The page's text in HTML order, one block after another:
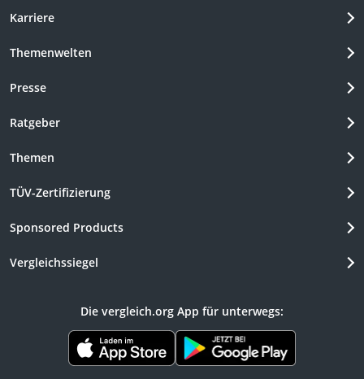
Karriere
Themenwelten
Presse
Ratgeber
Themen
TÜV-Zertifizierung
Sponsored Products
Vergleichssiegel
Die vergleich.org App für unterwegs: